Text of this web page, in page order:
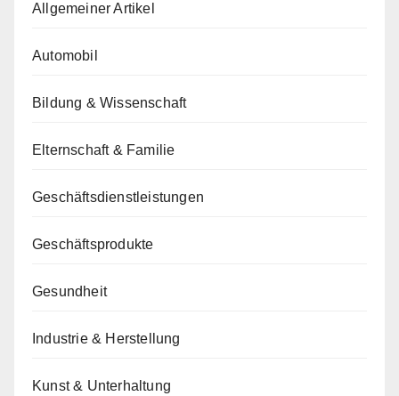
Allgemeiner Artikel
Automobil
Bildung & Wissenschaft
Elternschaft & Familie
Geschäftsdienstleistungen
Geschäftsprodukte
Gesundheit
Industrie & Herstellung
Kunst & Unterhaltung